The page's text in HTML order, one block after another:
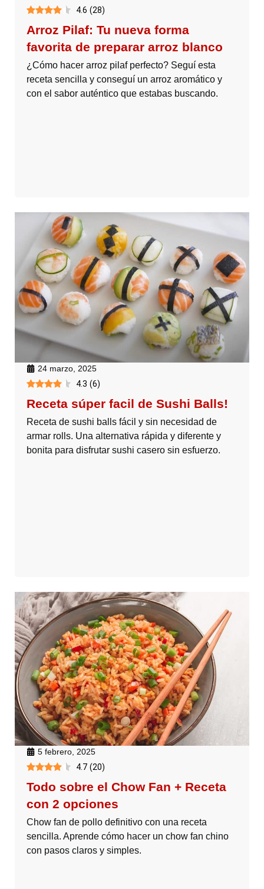
4.6 (28)
Arroz Pilaf: Tu nueva forma
favorita de preparar arroz blanco
¿Cómo hacer arroz pilaf perfecto? Seguí esta
receta sencilla y conseguí un arroz aromático y
con el sabor auténtico que estabas buscando.
24 marzo, 2025
4.3 (6)
Receta súper facil de Sushi Balls!
Receta de sushi balls fácil y sin necesidad de
armar rolls. Una alternativa rápida y diferente y
bonita para disfrutar sushi casero sin esfuerzo.
5 febrero, 2025
4.7 (20)
Todo sobre el Chow Fan + Receta
con 2 opciones
Chow fan de pollo definitivo con una receta
sencilla. Aprende cómo hacer un chow fan chino
con pasos claros y simples.